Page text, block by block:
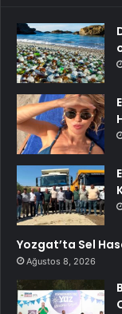
Yozgat’ta Sel
Ağustos 8, 2026